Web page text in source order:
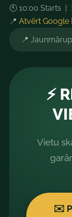
🕙 10:00 Starts |
📍Atvērt Google
📍
⚡
Vietu
✉️